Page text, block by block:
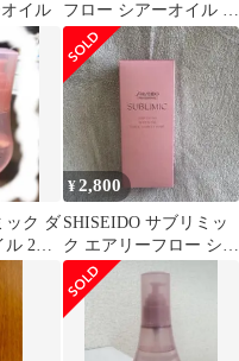
イル
フロー シアーオイル T
100mL 3本セット 資生
堂
ック ダ
2本
とめ売
¥2,800
SHISEIDO サブリミッ
ク エアリーフロー シア
ーオイル